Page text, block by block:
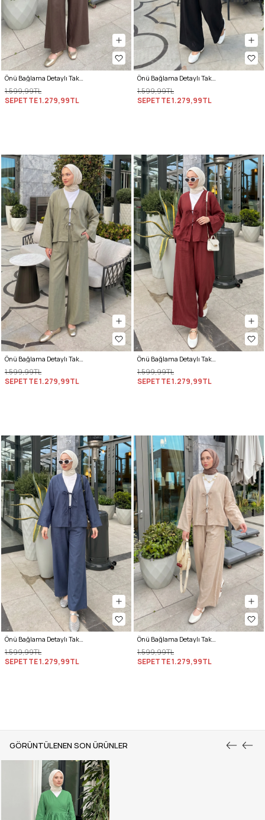
GÖRÜNTÜLENEN SON ÜRÜNLER
Önü Bağlama Detaylı Takım Y0143 - KAHVE
1.599,99TL
SEPETTE1.279,99TL
Önü Bağlama Detaylı Takım Y0143 - SİYAH
1.599,99TL
SEPETTE1.279,99TL
1.599,99TL
SEPETTE1.279,99TL
1.599,99TL
SEPETTE1.279,99TL
1.599,99TL
SEPETTE1.279,99TL
1.599,99TL
SEPETTE1.279,99TL